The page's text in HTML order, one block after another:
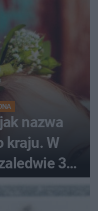
nazwa
kraju. W
3